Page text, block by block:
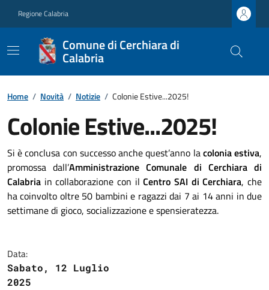
Regione Calabria
Comune di Cerchiara di
Calabria
Home / Novità / Notizie / Colonie Estive...2025!
Colonie Estive...2025!
Si è conclusa con successo anche quest’anno lacolonia estiva,
promossa dall’Amministrazione Comunale di Cerchiara di
Calabria in collaborazione con ilCentro SAI di Cerchiara, che
ha coinvolto oltre 50 bambini e ragazzi dai 7 ai 14 anni in due
settimane di gioco, socializzazione e spensieratezza.
Data:
Sabato, 12 Luglio
2025